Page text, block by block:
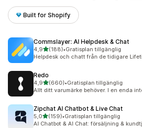
Built for Shopify
Commslayer: AI Helpdesk & Chat
4,9av 5 stjärnor
(188)
188 recensioner totalt
•Gratisplan tillgänglig
Helpdesk och chatt från de tidigare
Redo
4,9av 5 stjärnor
(660)
660 recensioner totalt
•Gratisplan tillgänglig
Allt ditt varumärke behöver. I en enda
Zipchat AI Chatbot & Live Chat
5,0av 5 stjärnor
(159)
159 recensioner totalt
•Gratisplan tillgänglig
AI Chatbot & AI Chat: försäljning &